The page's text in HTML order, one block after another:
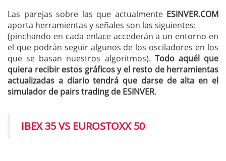
Las parejas sobre las que actualmente ESINVER.COM
aporta herramientas y señales son las siguientes:
(pinchando en cada enlace accederán a un entorno en
el que podrán seguir algunos de los osciladores en los
que se basan nuestros algoritmos). Todo aquél que
quiera recibir estos gráficos y el resto de herramientas
actualizadas a diario tendrá que darse de alta en el
simulador de pairs trading de ESINVER.
IBEX 35 VS EUROSTOXX 50